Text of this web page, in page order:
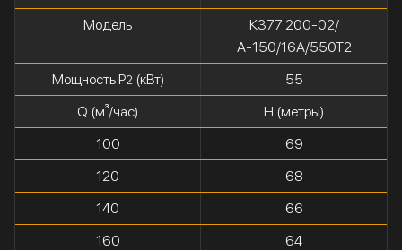
Модель
К377 200-02/
А-150/16А/550Т2
Мощность P2(кВт)
55
Q (м³/час)
H (метры)
100
69
120
68
140
66
160
64